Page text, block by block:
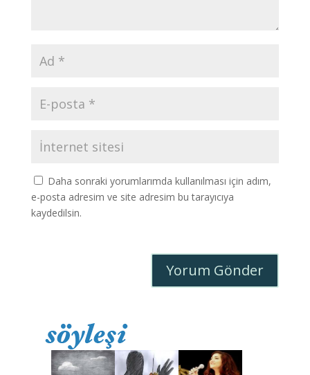
Daha sonraki yorumlarımda kullanılması için adım,
e-posta adresim ve site adresim bu tarayıcıya
kaydedilsin.